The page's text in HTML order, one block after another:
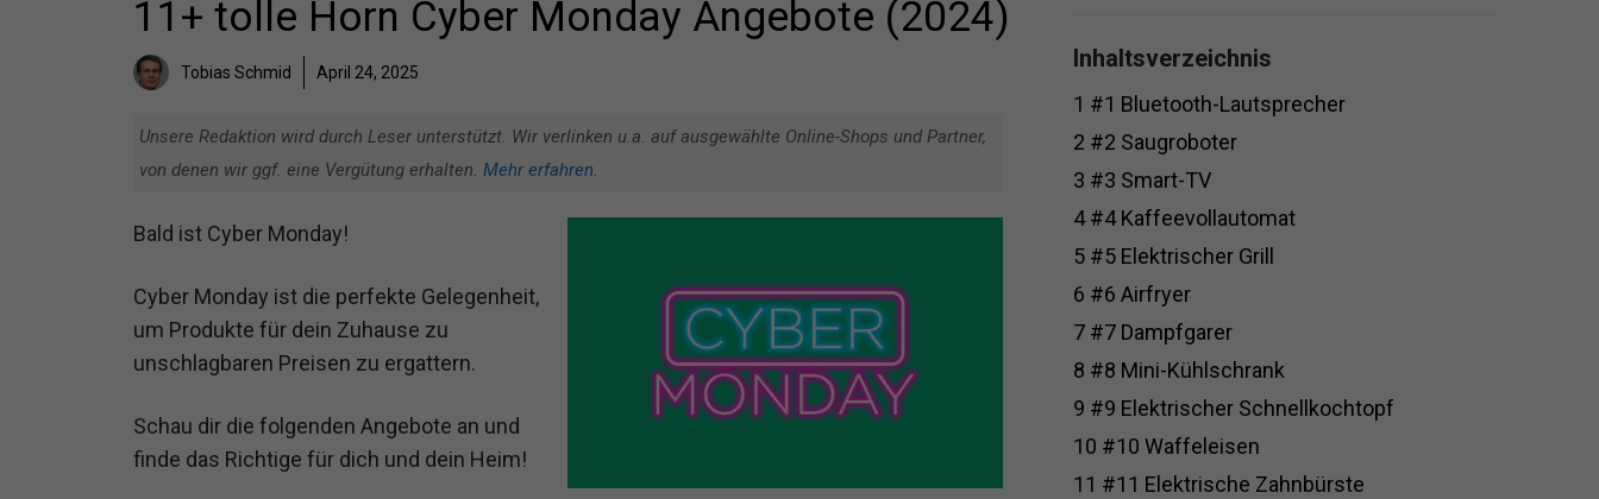
11+ tolle Horn Cyber Monday Angebote (2024)
Tobias Schmid April 24, 2025
Unsere Redaktion wird durch Leser unterstützt. Wir verlinken u.a. auf ausgewählte Online-Shops und Partner,
von denen wir ggf. eine Vergütung erhalten. Mehr erfahren.
Bald ist Cyber Monday!
Cyber Monday ist die perfekte Gelegenheit,
um Produkte für dein Zuhause zu
unschlagbaren Preisen zu ergattern.
Schau dir die folgenden Angebote an und
finde das Richtige für dich und dein Heim!
Inhaltsverzeichnis
1 #1 Bluetooth-Lautsprecher
2 #2 Saugroboter
3 #3 Smart-TV
4#4 Kaffeevollautomat
5#5 Elektrischer Grill
6 #6 Airfryer
7#7 Dampfgarer
8 #8 Mini-Kühlschrank
9 #9 Elektrischer Schnellkochtopf
10 #10 Waffeleisen
11 #11 Elektrische Zahnbürste